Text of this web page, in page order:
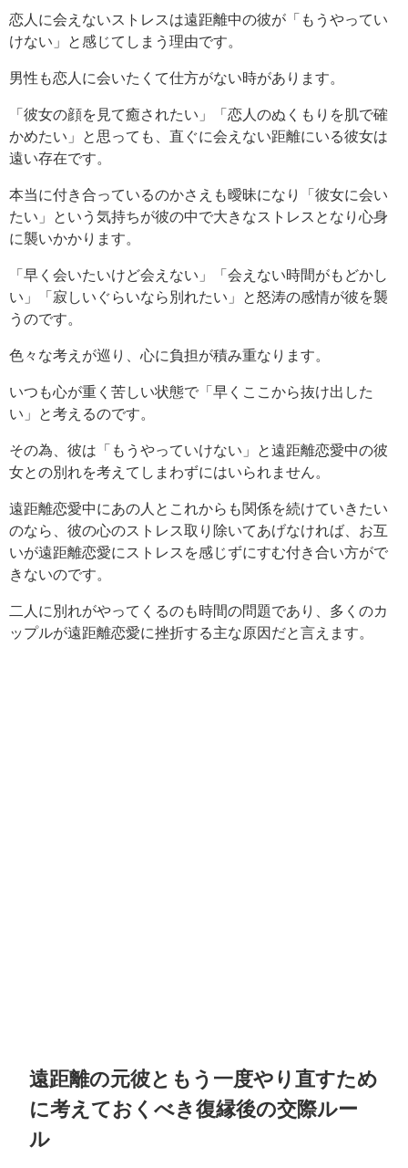
恋人に会えないストレスは遠距離中の彼が「もうやってい
けない」と感じてしまう理由です。
男性も恋人に会いたくて仕方がない時があります。
「彼女の顔を見て癒されたい」「恋人のぬくもりを肌で確
かめたい」と思っても、直ぐに会えない距離にいる彼女は
遠い存在です。
本当に付き合っているのかさえも曖昧になり「彼女に会い
たい」という気持ちが彼の中で大きなストレスとなり心身
に襲いかかります。
「早く会いたいけど会えない」「会えない時間がもどかし
い」「寂しいぐらいなら別れたい」と怒涛の感情が彼を襲
うのです。
色々な考えが巡り、心に負担が積み重なります。
いつも心が重く苦しい状態で「早くここから抜け出した
い」と考えるのです。
その為、彼は「もうやっていけない」と遠距離恋愛中の彼
女との別れを考えてしまわずにはいられません。
遠距離恋愛中にあの人とこれからも関係を続けていきたい
のなら、彼の心のストレス取り除いてあげなければ、お互
いが遠距離恋愛にストレスを感じずにすむ付き合い方がで
きないのです。
二人に別れがやってくるのも時間の問題であり、多くのカ
ップルが遠距離恋愛に挫折する主な原因だと言えます。
遠距離の元彼ともう一度やり直すため
に考えておくべき復縁後の交際ルー
ル